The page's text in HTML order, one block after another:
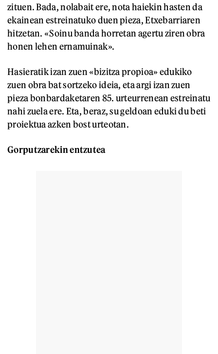
zituen. Bada, nolabait ere, nota haiekin hasten da
ekainean estreinatuko duen pieza, Etxebarriaren
hitzetan. «Soinu banda horretan agertu ziren obra
honen lehen ernamuinak».
Hasieratik izan zuen «bizitza propioa» edukiko
zuen obra bat sortzeko ideia, eta argi izan zuen
pieza bonbardaketaren 85. urteurrenean estreinatu
nahi zuela ere. Eta, beraz, su geldoan eduki du beti
proiektua azken bost urteotan.
Gorputzarekin entzutea